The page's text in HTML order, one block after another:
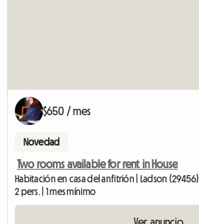
$650 / mes
Novedad
Two rooms available for rent in House
Habitación en casa del anfitrión | Ladson (29456)
2 pers. | 1 mes mínimo
Ver anuncio